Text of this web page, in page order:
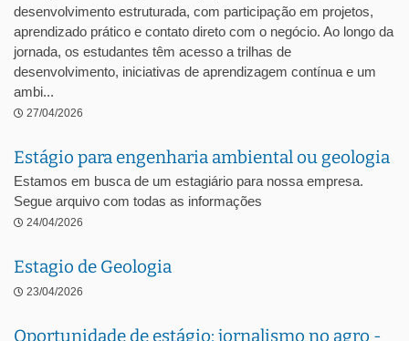
desenvolvimento estruturada, com participação em projetos,
aprendizado prático e contato direto com o negócio. Ao longo da
jornada, os estudantes têm acesso a trilhas de
desenvolvimento, iniciativas de aprendizagem contínua e um
ambi...
27/04/2026
Estágio para engenharia ambiental ou geologia
Estamos em busca de um estagiário para nossa empresa.
Segue arquivo com todas as informações
24/04/2026
Estagio de Geologia
23/04/2026
Oportunidade de estágio: jornalismo no agro -